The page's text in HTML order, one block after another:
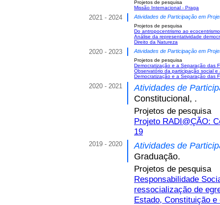
Projetos de pesquisa
Missão Internacional - Praga
2021 - 2024 Atividades de Participação em
Projetos de pesquisa
Do antropocentrismo ao
Análise da representatividade
Direito da Natureza
2020 - 2023 Atividades de Participação em
Projetos de pesquisa
Democratização e a Separação das
Observatório da participação social
Democratização e a Separação das
2020 - 2021
Atividades de
Constitucional, .
Projetos de pesquisa
Projeto RADI@ÇÃO:
19
2019 - 2020
Atividades de
Graduação.
Projetos de pesquisa
Responsabilidade
ressocialização de
Estado, Constituição